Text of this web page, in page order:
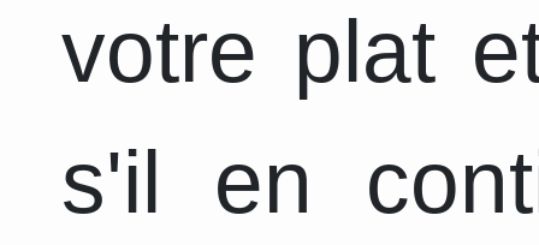
votre plat
s'il en